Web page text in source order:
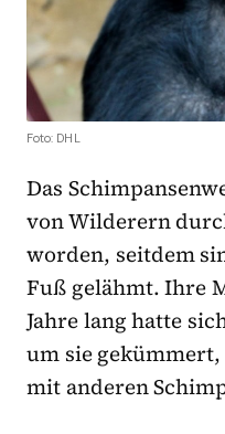
Foto: DHL
Das
von Wilderern
worden, seitdem
Fuß gelähmt. Ihre
Jahre lang hatte
um sie
mit anderen